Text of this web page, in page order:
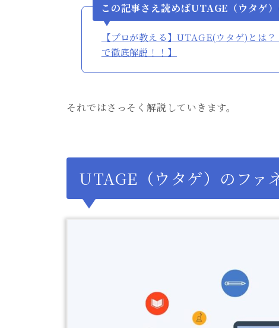
この記事さえ読めばUTAGE（ウタゲ
【プロが教える】UTAGE(ウタゲ)とは
で徹底解説！！】
それではさっそく解説していきます。
UTAGE（ウタゲ）のファ